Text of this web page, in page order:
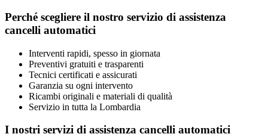
Perché scegliere il nostro servizio di assistenza
cancelli automatici
Interventi rapidi, spesso in giornata
Preventivi gratuiti e trasparenti
Tecnici certificati e assicurati
Garanzia su ogni intervento
Ricambi originali e materiali di qualità
Servizio in tutta la Lombardia
I nostri servizi di assistenza cancelli automatici